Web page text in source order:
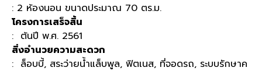
: 2 ห้องนอน ขนาดประมาณ 70 ตร.ม.
โครงการเสร็จสิ้น
: ต้นปี พ.ศ. 2561
สิ่งอำนวยความสะดวก
: ล็อบบี้, สระว่ายน้ำแล็บพูล, ฟิตเนส, ที่จอดรถ, ระบบรักษาค